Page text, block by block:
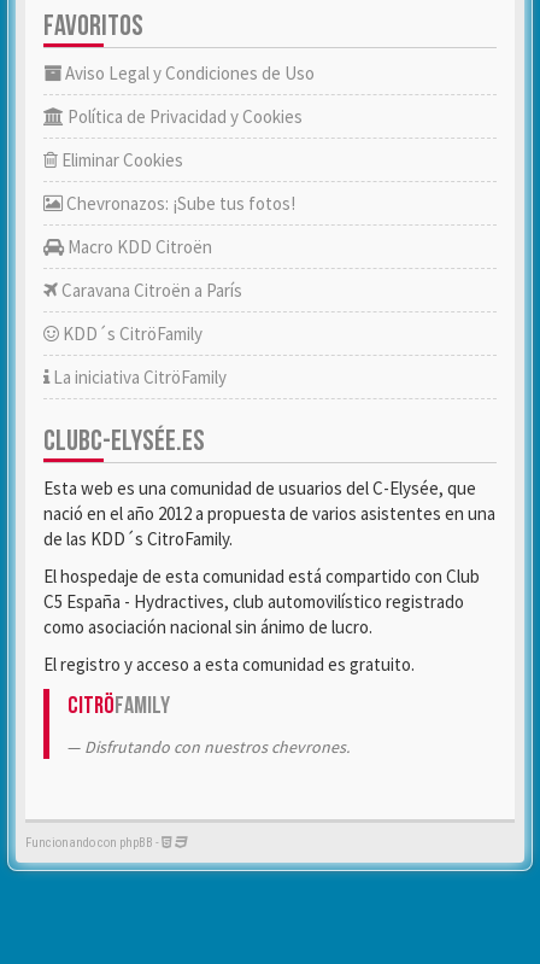
FAVORITOS
Aviso Legal y Condiciones de Uso
Política de Privacidad y Cookies
Eliminar Cookies
Chevronazos: ¡Sube tus fotos!
Macro KDD Citroën
Caravana Citroën a París
KDD´s CitröFamily
La iniciativa CitröFamily
CLUBC-ELYSÉE.ES
Esta web es una comunidad de usuarios del C-Elysée, que
nació en el año 2012 a propuesta de varios asistentes en una
de las KDD´s CitroFamily.
El hospedaje de esta comunidad está compartido con Club
C5 España - Hydractives, club automovilístico registrado
como asociación nacional sin ánimo de lucro.
El registro y acceso a esta comunidad es gratuito.
CitröFamily
Disfrutando con nuestros chevrones.
Funcionando con phpBB -